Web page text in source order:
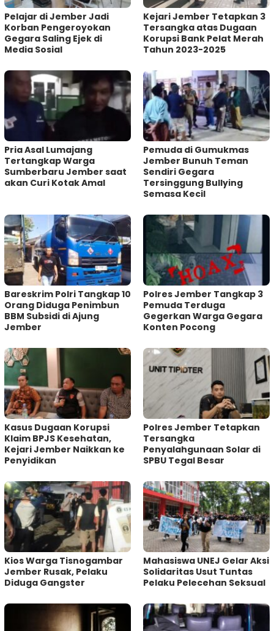
Pelajar di Jember Jadi
Korban Pengeroyokan
Gegara Saling Ejek di
Media Sosial
Kejari Jember Tetapkan 3
Tersangka atas Dugaan
Korupsi Bank Pelat Merah
Tahun 2023-2025
Pria Asal Lumajang
Tertangkap Warga
Sumberbaru Jember saat
akan Curi Kotak Amal
Pemuda di Gumukmas
Jember Bunuh Teman
Sendiri Gegara
Tersinggung Bullying
Semasa Kecil
Bareskrim Polri Tangkap 10
Orang Diduga Penimbun
BBM Subsidi di Ajung
Jember
Polres Jember Tangkap 3
Pemuda Terduga
Gegerkan Warga Gegara
Konten Pocong
Kasus Dugaan Korupsi
Klaim BPJS Kesehatan,
Kejari Jember Naikkan ke
Penyidikan
Polres Jember Tetapkan
Tersangka
Penyalahgunaan Solar di
SPBU Tegal Besar
Kios Warga Tisnogambar
Jember Rusak, Pelaku
Diduga Gangster
Mahasiswa UNEJ Gelar Aksi
Solidaritas Usut Tuntas
Pelaku Pelecehan Seksual